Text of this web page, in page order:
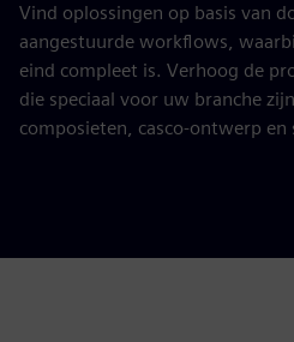
Vind oplossingen op basis van
aangestuurde workflows,
eind compleet is. Verhoog de
die speciaal voor uw branche
composieten, casco-ontwerp en